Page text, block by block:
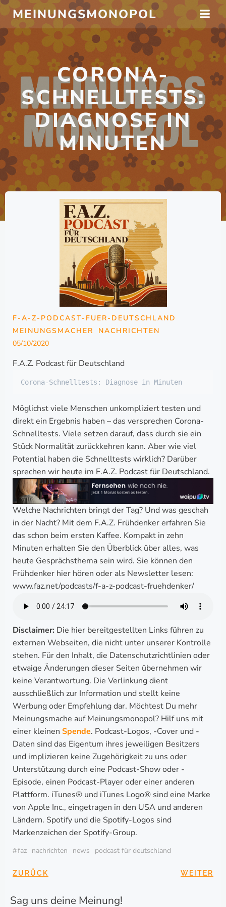
Inhalt
springen
MEINUNGSMONOPOL
CORONA-
SCHNELLTESTS:
DIAGNOSE IN
MINUTEN
F-A-Z-PODCAST-FUER-DEUTSCHLAND
MEINUNGSMACHER
NACHRICHTEN
05/10/2020
F.A.Z. Podcast für Deutschland
Corona-Schnelltests: Diagnose in Minuten
Möglichst viele Menschen unkompliziert testen und
direkt ein Ergebnis haben – das versprechen Corona-
Schnelltests. Viele setzen darauf, dass durch sie ein
Stück Normalität zurückkehren kann. Aber wie viel
Potential haben die Schnelltests wirklich? Darüber
sprechen wir heute im F.A.Z. Podcast für Deutschland.
Welche Nachrichten bringt der Tag? Und was geschah
in der Nacht? Mit dem F.A.Z. Frühdenker erfahren Sie
das schon beim ersten Kaffee. Kompakt in zehn
Minuten erhalten Sie den Überblick über alles, was
heute Gesprächsthema sein wird. Sie können den
Frühdenker hier hören oder als Newsletter lesen:
www.faz.net/podcasts/f-a-z-podcast-fruehdenker/
Disclaimer: Die hier bereitgestellten Links führen zu
externen Webseiten, die nicht unter unserer Kontrolle
stehen. Für den Inhalt, die Datenschutzrichtlinien oder
etwaige Änderungen dieser Seiten übernehmen wir
keine Verantwortung. Die Verlinkung dient
ausschließlich zur Information und stellt keine
Werbung oder Empfehlung dar. Möchtest Du mehr
Meinungsmache auf Meinungsmonopol? Hilf uns mit
einer kleinen Spende. Podcast-Logos, -Cover und -
Daten sind das Eigentum ihres jeweiligen Besitzers
und implizieren keine Zugehörigkeit zu uns oder
Unterstützung durch eine Podcast-Show oder -
Episode, einen Podcast-Player oder einer anderen
Plattform. iTunes® und iTunes Logo® sind eine Marke
von Apple Inc., eingetragen in den USA und anderen
Ländern. Spotify und die Spotify-Logos sind
Markenzeichen der Spotify-Group.
#faz nachrichten news podcast für deutschland
ZURÜCK WEITER
Sag uns deine Meinung!